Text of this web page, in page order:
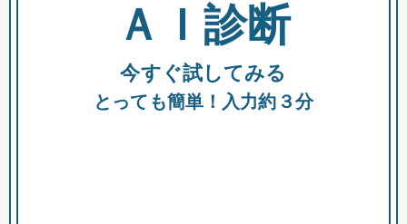
全国の検索結果を含めて表示
助成金 融資 出資
ＡＩ診断
今すぐ試してみる
とっても簡単！入力約３分